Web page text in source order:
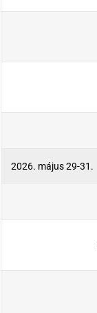
2026. május 29-31.